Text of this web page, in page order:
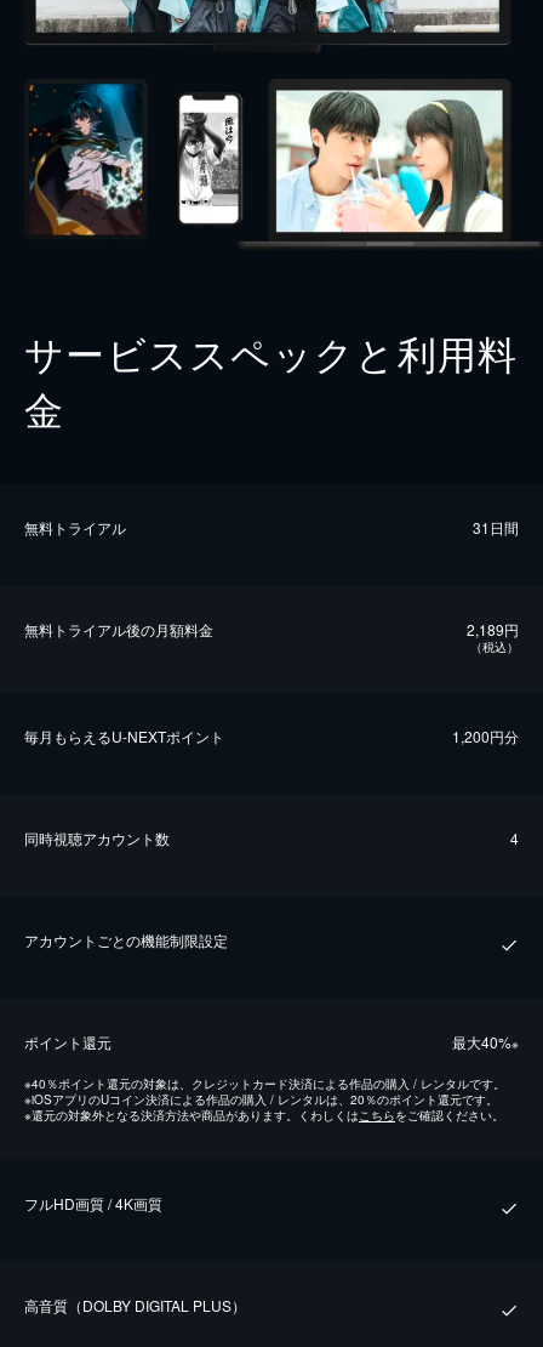
サービススペックと利用料
金
無料トライアル 31日間
無料トライアル後の⽉額料金 2,189円
（税込）
毎⽉もらえるU-NEXTポイント 1,200円分
同時視聴アカウント数 4
アカウントごとの機能制限設定
ポイント還元 最⼤40%※
※40％ポイント還元の対象は、クレジットカード決済による作品の購入 / レンタルです。
※iOSアプリのUコイン決済による作品の購入 / レンタルは、20％のポイント還元です。
※還元の対象外となる決済方法や商品があります。くわしくはこちらをご確認ください。
フルHD画質 / 4K画質
⾼⾳質（DOLBY DIGITAL PLUS）